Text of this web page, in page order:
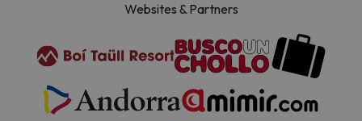
Websites & Partners